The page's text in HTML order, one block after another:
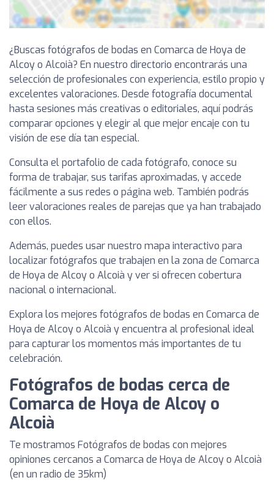
¿Buscas fotógrafos de bodas en Comarca de Hoya de
Alcoy o Alcoià? En nuestro directorio encontrarás una
selección de profesionales con experiencia, estilo propio y
excelentes valoraciones. Desde fotografía documental
hasta sesiones más creativas o editoriales, aquí podrás
comparar opciones y elegir al que mejor encaje con tu
visión de ese día tan especial.
Consulta el portafolio de cada fotógrafo, conoce su
forma de trabajar, sus tarifas aproximadas, y accede
fácilmente a sus redes o página web. También podrás
leer valoraciones reales de parejas que ya han trabajado
con ellos.
Además, puedes usar nuestro mapa interactivo para
localizar fotógrafos que trabajen en la zona de Comarca
de Hoya de Alcoy o Alcoià y ver si ofrecen cobertura
nacional o internacional.
Explora los mejores fotógrafos de bodas en Comarca de
Hoya de Alcoy o Alcoià y encuentra al profesional ideal
para capturar los momentos más importantes de tu
celebración.
Fotógrafos de bodas cerca de
Comarca de Hoya de Alcoy o
Alcoià
Te mostramos Fotógrafos de bodas con mejores
opiniones cercanos a Comarca de Hoya de Alcoy o Alcoià
(en un radio de 35km)